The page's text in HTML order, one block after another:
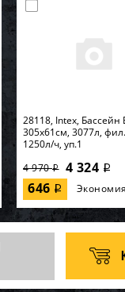
28118, Intex, Бассейн
305х61см, 3077л,
1250л/ч, уп.1
4 970i 4 324 i
646 i Экономия